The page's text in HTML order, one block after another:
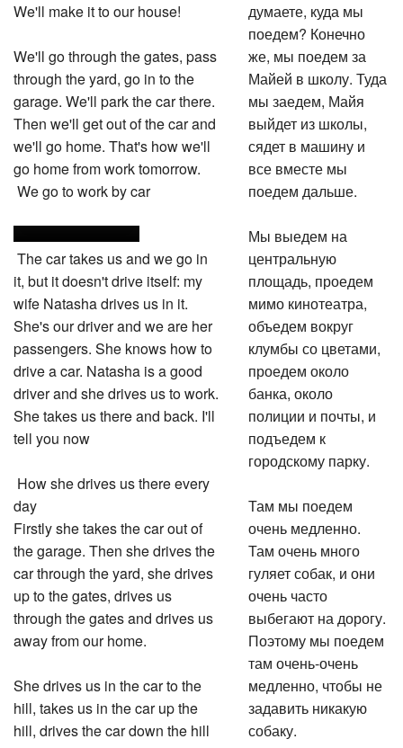
We'll make it to our house!
We'll go through the gates, pass
through the yard, go in to the
garage. We'll park the car there.
Then we'll get out of the car and
we'll go home. That's how we'll
go home from work tomorrow.
We go to work by car
The car takes us and we go in
it, but it doesn't drive itself: my
wife Natasha drives us in it.
She's our driver and we are her
passengers. She knows how to
drive a car. Natasha is a good
driver and she drives us to work.
She takes us there and back. I'll
tell you now
How she drives us there every
day
Firstly she takes the car out of
the garage. Then she drives the
car through the yard, she drives
up to the gates, drives us
through the gates and drives us
away from our home.
She drives us in the car to the
hill, takes us in the car up the
hill, drives the car down the hill
думаете, куда мы
поедем? Конечно
же, мы поедем за
Майей в школу. Туда
мы заедем, Майя
выйдет из школы,
сядет в машину и
все вместе мы
поедем дальше.
Мы выедем на
центральную
площадь, проедем
мимо кинотеатра,
объедем вокруг
клумбы со цветами,
проедем около
банка, около
полиции и почты, и
подъедем к
городскому парку.
Там мы поедем
очень медленно.
Там очень много
гуляет собак, и они
очень часто
выбегают на дорогу.
Поэтому мы поедем
там очень-очень
медленно, чтобы не
задавить никакую
собаку.